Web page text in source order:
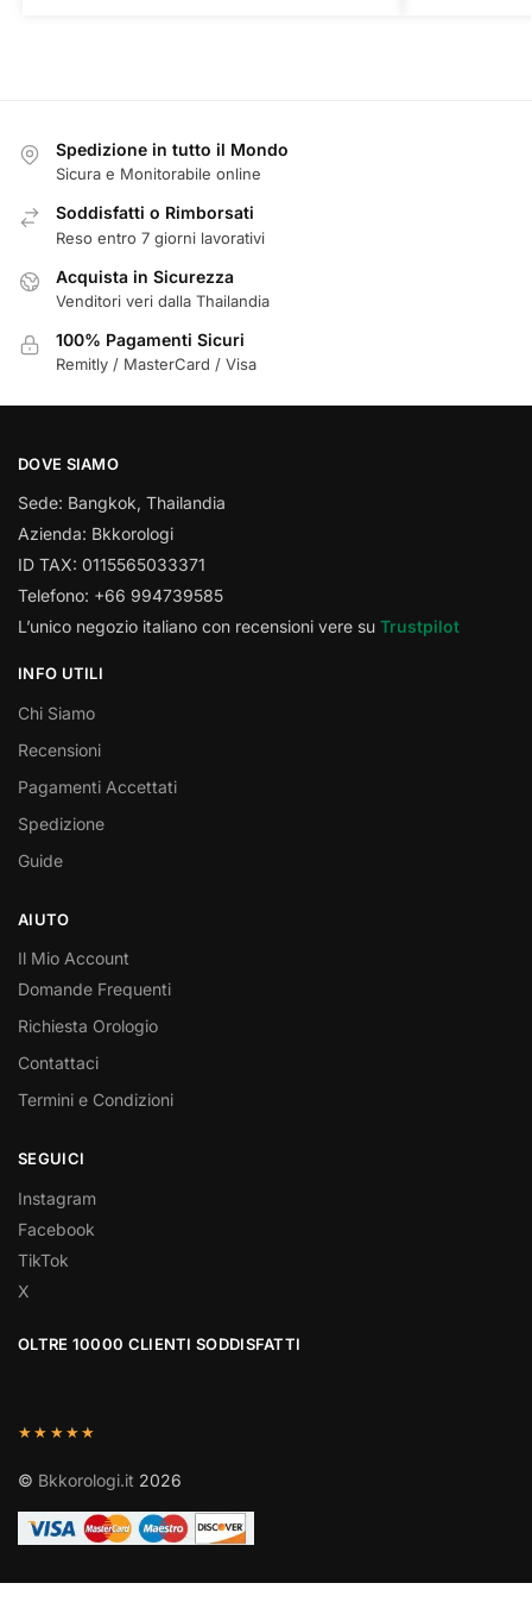
Spedizione in tutto il Mondo
Sicura e Monitorabile online
Soddisfatti o Rimborsati
Reso entro 7 giorni lavorativi
Acquista in Sicurezza
Venditori veri dalla Thailandia
100% Pagamenti Sicuri
Remitly / MasterCard / Visa
DOVE SIAMO
Sede: Bangkok, Thailandia
Azienda: Bkkorologi
ID TAX: 0115565033371
Telefono: +66 994739585
L’unico negozio italiano con recensioni vere su Trustpilot
INFO UTILI
Chi Siamo
Recensioni
Pagamenti Accettati
Spedizione
Guide
AIUTO
Il Mio Account
Domande Frequenti
Richiesta Orologio
Contattaci
Termini e Condizioni
SEGUICI
Instagram
Facebook
TikTok
X
OLTRE 10000 CLIENTI SODDISFATTI
★★★★★
© Bkkorologi.it 2026